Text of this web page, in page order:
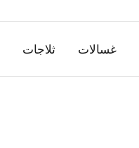
غسالات ثلاجات